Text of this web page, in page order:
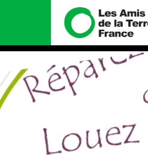
Nous connaître
Manifeste
Missions et méthodes